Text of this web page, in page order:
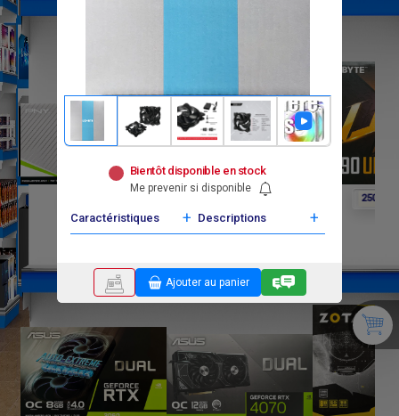
Bientôt disponible en stock
Me prevenir si disponible
Caractéristiques + Descriptions +
Ajouter au panier
250 000